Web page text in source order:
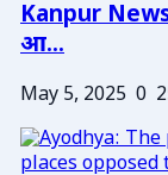
Kanpur
आ...
May 5, 2025 0